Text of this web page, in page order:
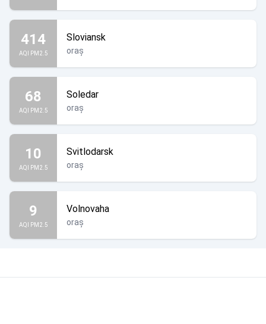
414
AQI PM2.5
Sloviansk
oraș
68
AQI PM2.5
Soledar
oraș
10
AQI PM2.5
Svitlodarsk
oraș
9
AQI PM2.5
Volnovaha
oraș